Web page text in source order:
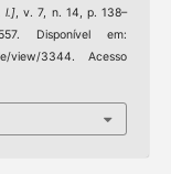
l.], v. 7, n. 14, p. 138–
Disponível em:
view/3344. Acesso